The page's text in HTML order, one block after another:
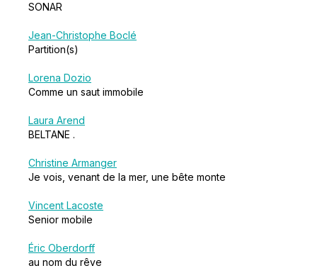
SONAR
Jean-Christophe Boclé
Partition(s)
Lorena Dozio
Comme un saut immobile
Laura Arend
BELTANE .
Christine Armanger
Je vois, venant de la mer, une bête monte
Vincent Lacoste
Senior mobile
Éric Oberdorff
au nom du rêve